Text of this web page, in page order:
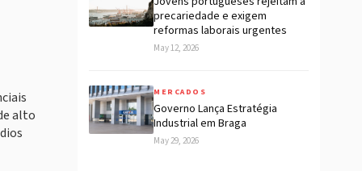
alto
precariedade e exigem
reformas laborais urgentes
May 12, 2026
MERCADOS
Governo Lança Estratégia
Industrial em Braga
May 29, 2026